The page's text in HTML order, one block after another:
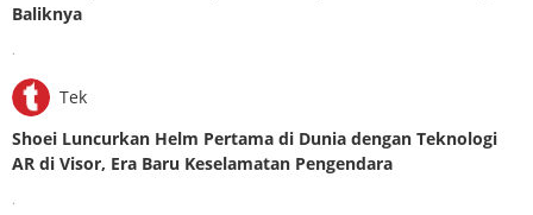
Baliknya
.
Tek
Shoei Luncurkan Helm Pertama di Dunia dengan Teknologi
AR di Visor, Era Baru Keselamatan Pengendara
.